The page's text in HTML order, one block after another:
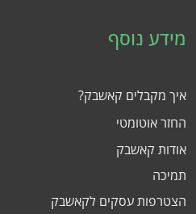
מידע נוסף
איך מקבלים קאשבק?
החזר אוטומטי
אודות קאשבק
תמיכה
הצטרפות עסקים לקאשבק